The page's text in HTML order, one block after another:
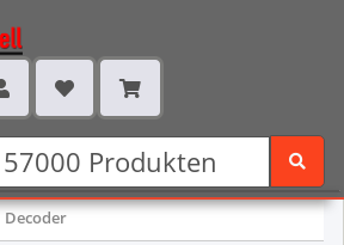
Decoder